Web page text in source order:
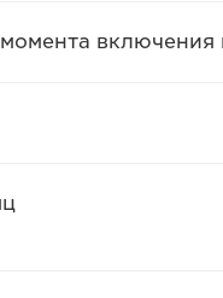
включения